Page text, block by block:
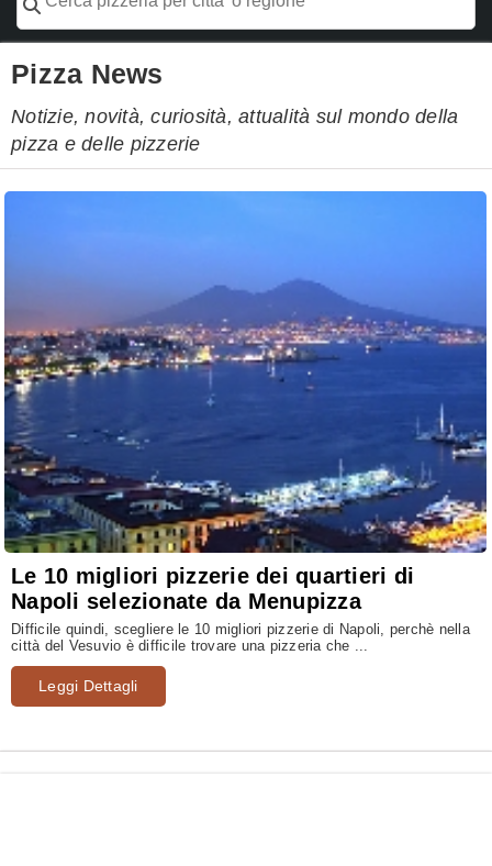
Pizza News
Notizie, novità, curiosità, attualità sul mondo della
pizza e delle pizzerie
Le 10 migliori pizzerie dei quartieri di
Napoli selezionate da Menupizza
Difficile quindi, scegliere le 10 migliori pizzerie di Napoli, perchè nella
città del Vesuvio è difficile trovare una pizzeria che ...
Leggi Dettagli